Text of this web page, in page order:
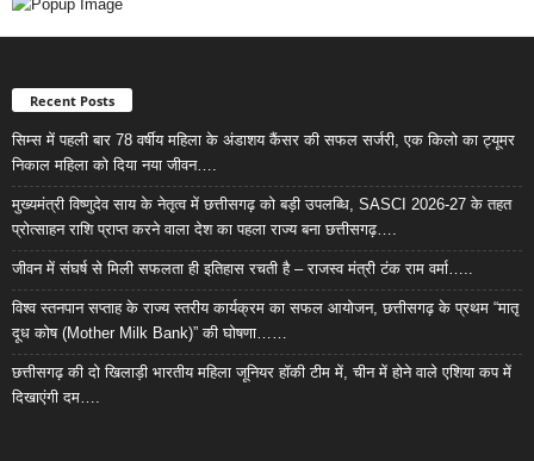
Recent Posts
सिम्स में पहली बार 78 वर्षीय महिला के अंडाशय कैंसर की सफल सर्जरी, एक किलो का ट्यूमर
निकाल महिला को दिया नया जीवन….
मुख्यमंत्री विष्णुदेव साय के नेतृत्व में छत्तीसगढ़ को बड़ी उपलब्धि, SASCI 2026-27 के तहत
प्रोत्साहन राशि प्राप्त करने वाला देश का पहला राज्य बना छत्तीसगढ़….
जीवन में संघर्ष से मिली सफलता ही इतिहास रचती है – राजस्व मंत्री टंक राम वर्मा…..
विश्व स्तनपान सप्ताह के राज्य स्तरीय कार्यक्रम का सफल आयोजन, छत्तीसगढ़ के प्रथम “मातृ
दूध कोष (Mother Milk Bank)” की घोषणा……
छत्तीसगढ़ की दो खिलाड़ी भारतीय महिला जूनियर हॉकी टीम में, चीन में होने वाले एशिया कप में
दिखाएंगी दम….